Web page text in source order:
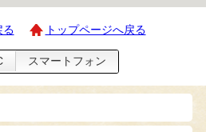
る トップページへ戻る
スマートフォン